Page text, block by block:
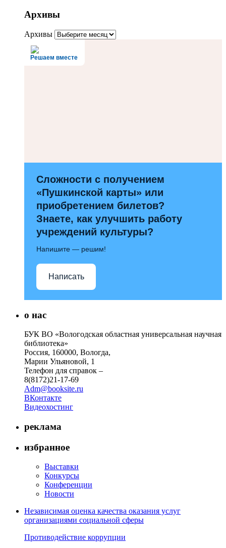
Архивы
Архивы
Решаем вместе
Сложности с получением
«Пушкинской карты» или
приобретением билетов?
Знаете, как улучшить работу
учреждений культуры?
Напишите — решим!
Написать
о нас
БУК ВО «Вологодская областная универсальная научная
библиотека»
Россия, 160000, Вологда,
Марии Ульяновой, 1
Телефон для справок –
8(8172)21-17-69
Adm@booksite.ru
ВКонтакте
Видеохостинг
реклама
избранное
Выставки
Конкурсы
Конференции
Новости
Независимая оценка качества оказания услуг
организациями социальной сферы
Противодействие коррупции